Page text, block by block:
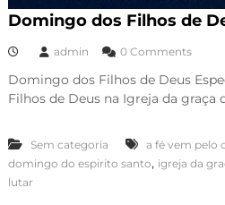
Domingo dos Filhos de
admin 0 Comments
Domingo dos Filhos de Deus
Filhos de Deus na Igreja da graça
Sem categoria a fé vem pelo
domingo do espirito santo, igreja da
lutar